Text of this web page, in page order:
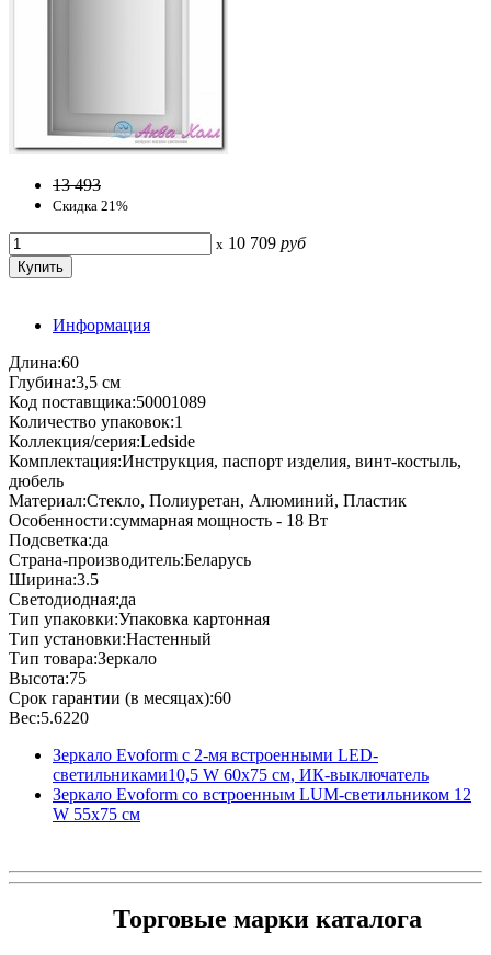
13 493
Скидка 21%
x 10 709 руб
Информация
Длина:60
Глубина:3,5 см
Код поставщика:50001089
Количество упаковок:1
Коллекция/серия:Ledside
Комплектация:Инструкция, паспорт изделия, винт-костыль,
дюбель
Материал:Стекло, Полиуретан, Алюминий, Пластик
Особенности:суммарная мощность - 18 Вт
Подсветка:да
Страна-производитель:Беларусь
Ширина:3.5
Светодиодная:да
Тип упаковки:Упаковка картонная
Тип установки:Настенный
Тип товара:Зеркало
Высота:75
Срок гарантии (в месяцах):60
Вес:5.6220
Зеркало Evoform с 2-мя встроенными LED-
светильниками10,5 W 60x75 см, ИК-выключатель
Зеркало Evoform со встроенным LUM-светильником 12
W 55х75 см
Торговые марки каталога